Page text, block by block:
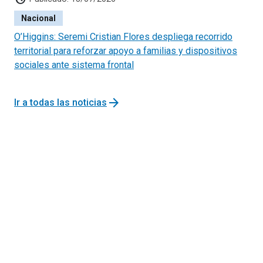
Nacional
O’Higgins: Seremi Cristian Flores despliega recorrido
territorial para reforzar apoyo a familias y dispositivos
sociales ante sistema frontal
Ir a todas las noticias arrow_forward